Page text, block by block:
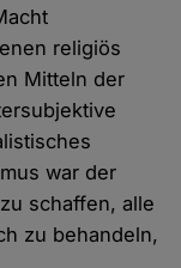
religiös
Mitteln der
war der
schaffen, alle
zu behandeln,